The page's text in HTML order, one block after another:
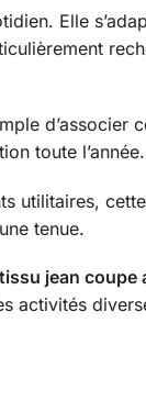
Elle
d’associer
toute l’année.
utilitaires,
tenue.
jean coupe
activités